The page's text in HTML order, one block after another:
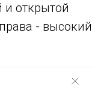
и открытой
- высокий